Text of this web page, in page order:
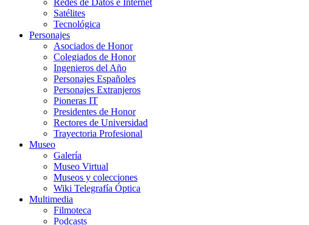
Redes de Datos e Internet
Satélites
Tecnológica
Personajes
Asociados de Honor
Colegiados de Honor
Ingenieros del Año
Personajes Españoles
Personajes Extranjeros
Pioneras IT
Presidentes de Honor
Rectores de Universidad
Trayectoria Profesional
Museo
Galería
Museo Virtual
Museos y colecciones
Wiki Telegrafía Óptica
Multimedia
Filmoteca
Podcasts